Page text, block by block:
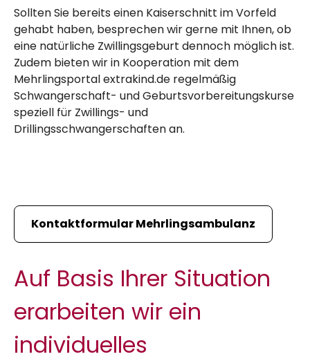
Sollten Sie bereits einen Kaiserschnitt im Vorfeld
gehabt haben, besprechen wir gerne mit Ihnen, ob
eine natürliche Zwillingsgeburt dennoch möglich ist.
Zudem bieten wir in Kooperation mit dem
Mehrlingsportal extrakind.de regelmäßig
Schwangerschaft- und Geburtsvorbereitungskurse
speziell für Zwillings- und
Drillingsschwangerschaften an.
Kontaktformular Mehrlingsambulanz
Auf Basis Ihrer Situation
erarbeiten wir ein
individuelles